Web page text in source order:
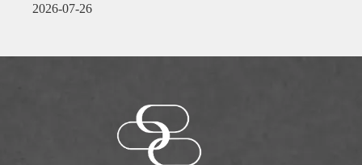
2026-07-26